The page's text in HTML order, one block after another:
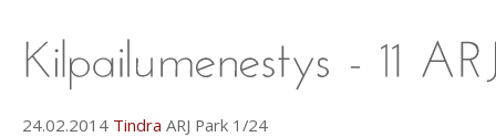
24.02.2014 Tindra ARJ Park 1/24